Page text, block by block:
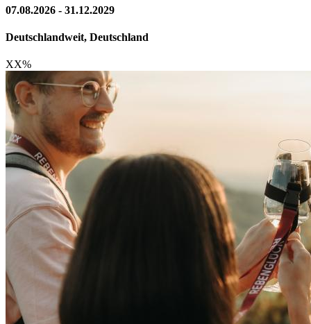
07.08.2026 - 31.12.2029
Deutschlandweit, Deutschland
XX%